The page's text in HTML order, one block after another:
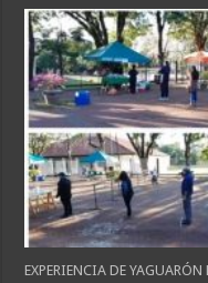
EXPERIENCIA DE